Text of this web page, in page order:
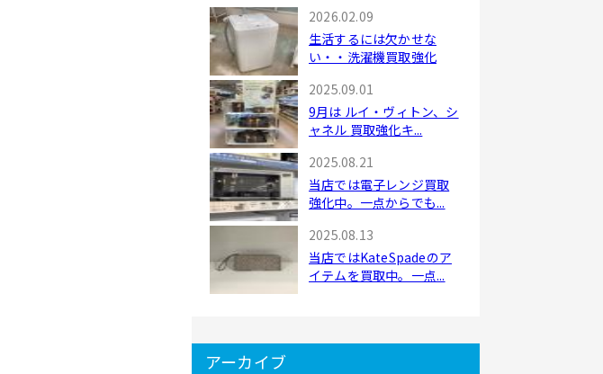
2026.02.09
生活するには欠かせな
い・・洗濯機買取強化
2025.09.01
9月は ルイ・ヴィトン、シ
ャネル 買取強化キ...
2025.08.21
当店では電子レンジ買取
強化中。一点からでも...
2025.08.13
当店ではKateSpadeのア
イテムを買取中。一点...
アーカイブ